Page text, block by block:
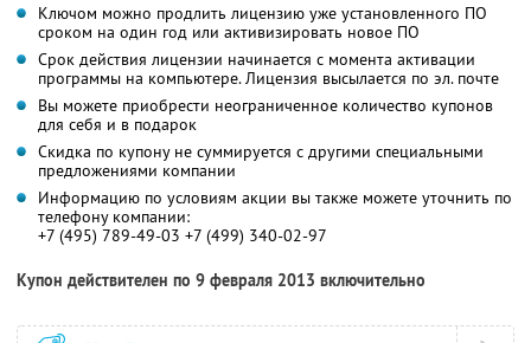
Ключом можно продлить лицензию уже установленного ПО
сроком на один год или активизировать новое ПО
Срок действия лицензии начинается с момента активации
программы на компьютере. Лицензия высылается по эл. почте
Вы можете приобрести неограниченное количество купонов
для себя и в подарок
Скидка по купону не суммируется с другими специальными
предложениями компании
Информацию по условиям акции вы также можете уточнить по
телефону компании:
+7 (495) 789-49-03 +7 (499) 340-02-97
Купон действителен по 9 февраля 2013 включительно